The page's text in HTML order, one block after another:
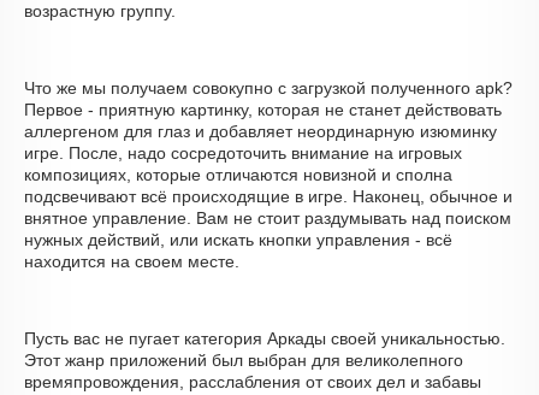
возрастную группу.
Что же мы получаем совокупно с загрузкой полученного apk?
Первое - приятную картинку, которая не станет действовать
аллергеном для глаз и добавляет неординарную изюминку
игре. После, надо сосредоточить внимание на игровых
композициях, которые отличаются новизной и сполна
подсвечивают всё происходящие в игре. Наконец, обычное и
внятное управление. Вам не стоит раздумывать над поиском
нужных действий, или искать кнопки управления - всё
находится на своем месте.
Пусть вас не пугает категория Аркады своей уникальностью.
Этот жанр приложений был выбран для великолепного
времяпровождения, расслабления от своих дел и забавы